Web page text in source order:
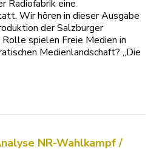
Infonahversorger der Radiofabrik
statt. Wir hören in dieser
Produktion der
Welche Rolle spielen
einer freien, demokratischen
„Die Freien Medien…
NR-Wahlkampf / Earth